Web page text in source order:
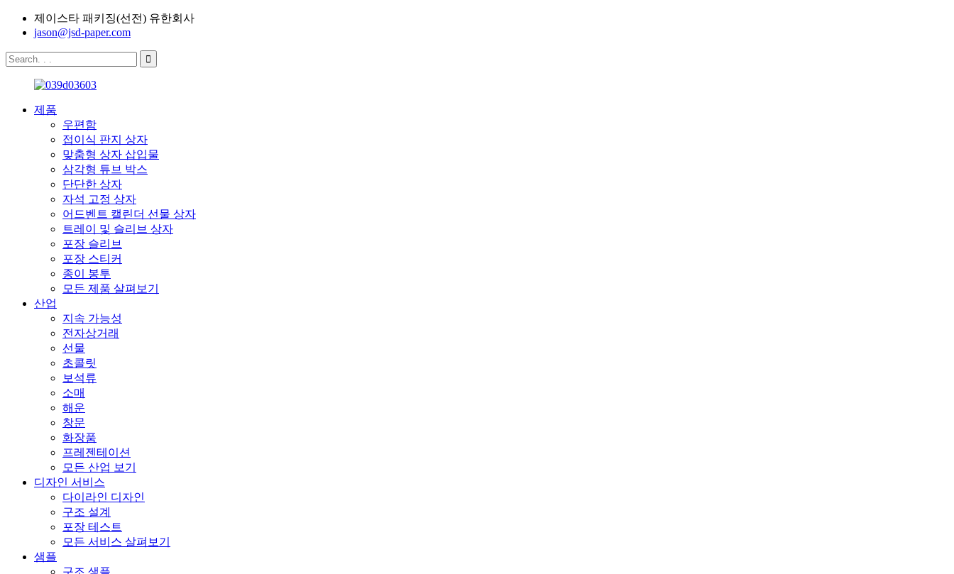
제이스타 패키징(선전) 유한회사
jason@jsd-paper.com
제품
우편함
접이식 판지 상자
맞춤형 상자 삽입물
삼각형 튜브 박스
단단한 상자
자석 고정 상자
어드벤트 캘린더 선물 상자
트레이 및 슬리브 상자
포장 슬리브
포장 스티커
종이 봉투
모든 제품 살펴보기
산업
지속 가능성
전자상거래
선물
초콜릿
보석류
소매
해운
창문
화장품
프레젠테이션
모든 산업 보기
디자인 서비스
다이라인 디자인
구조 설계
포장 테스트
모든 서비스 살펴보기
샘플
구조 샘플